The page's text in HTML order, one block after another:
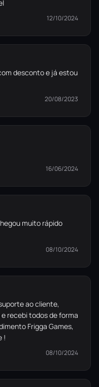
12/10/2024
desconto e já estou
20/08/2023
16/06/2024
muito rápido
08/10/2024
ao cliente,
recebi todos de forma
Frigga Games,
!
08/10/2024